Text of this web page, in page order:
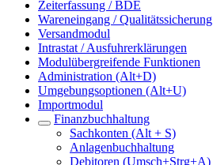
Zeiterfassung / BDE
Wareneingang / Qualitätssicherung
Versandmodul
Intrastat / Ausfuhrerklärungen
Modulübergreifende Funktionen
Administration (Alt+D)
Umgebungsoptionen (Alt+U)
Importmodul
Finanzbuchhaltung
Sachkonten (Alt + S)
Anlagenbuchhaltung
Debitoren (Umsch+Strg+A)